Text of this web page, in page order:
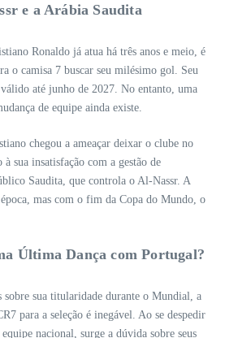
e a Arábia Saudita
Ronaldo já atua há três anos e meio, é
o camisa 7 buscar seu milésimo gol. Seu
até junho de 2027. No entanto, uma
de equipe ainda existe.
chegou a ameaçar deixar o clube no
sua insatisfação com a gestão de
Saudita, que controla o Al-Nassr. A
mas com o fim da Copa do Mundo, o
Última Dança com Portugal?
sobre sua titularidade durante o Mundial, a
para a seleção é inegável. Ao se despedir
nacional, surge a dúvida sobre seus